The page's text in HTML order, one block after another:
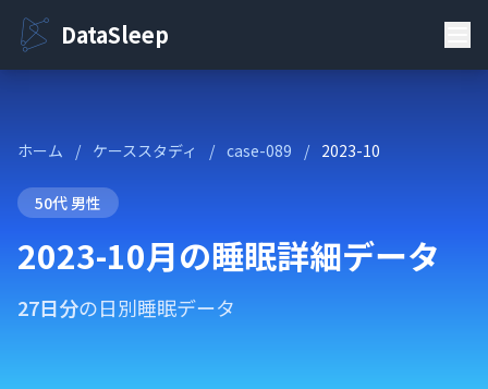
DataSleep
ホーム / ケーススタディ / case-089 / 2023-10
50代 男性
2023-10月の睡眠詳細データ
27日分の日別睡眠データ